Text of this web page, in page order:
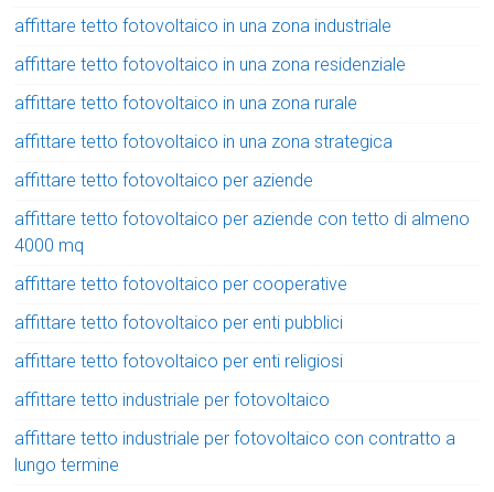
affittare tetto fotovoltaico in una zona industriale
affittare tetto fotovoltaico in una zona residenziale
affittare tetto fotovoltaico in una zona rurale
affittare tetto fotovoltaico in una zona strategica
affittare tetto fotovoltaico per aziende
affittare tetto fotovoltaico per aziende con tetto di almeno
4000 mq
affittare tetto fotovoltaico per cooperative
affittare tetto fotovoltaico per enti pubblici
affittare tetto fotovoltaico per enti religiosi
affittare tetto industriale per fotovoltaico
affittare tetto industriale per fotovoltaico con contratto a
lungo termine